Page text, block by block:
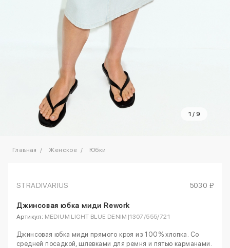
1 / 9
Главная Женское Юбки
STRADIVARIUS 5030 ₽
Джинсовая юбка миди Rework
Артикул: MEDIUM LIGHT BLUE DENIM|1307/555/721
Джинсовая юбка миди прямого кроя из 100% хлопка. Со
средней посадкой, шлевками для ремня и пятью карманами.